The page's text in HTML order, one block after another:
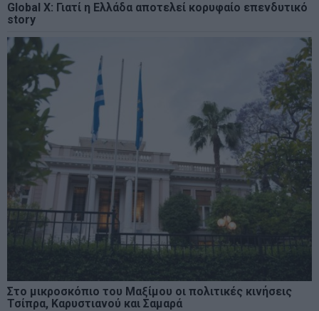
Global X: Γιατί η Ελλάδα αποτελεί κορυφαίο επενδυτικό
story
Στο μικροσκόπιο του Μαξίμου οι πολιτικές κινήσεις
Τσίπρα, Καρυστιανού και Σαμαρά